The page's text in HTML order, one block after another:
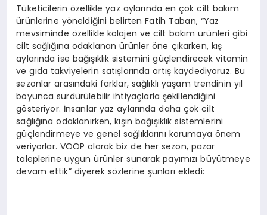
Tüketicilerin özellikle yaz aylarında en çok cilt bakım
ürünlerine yöneldiğini belirten Fatih Taban, “Yaz
mevsiminde özellikle kolajen ve cilt bakım ürünleri gibi
cilt sağlığına odaklanan ürünler öne çıkarken, kış
aylarında ise bağışıklık sistemini güçlendirecek vitamin
ve gıda takviyelerin satışlarında artış kaydediyoruz. Bu
sezonlar arasındaki farklar, sağlıklı yaşam trendinin yıl
boyunca sürdürülebilir ihtiyaçlarla şekillendiğini
gösteriyor. İnsanlar yaz aylarında daha çok cilt
sağlığına odaklanırken, kışın bağışıklık sistemlerini
güçlendirmeye ve genel sağlıklarını korumaya önem
veriyorlar. VOOP olarak biz de her sezon, pazar
taleplerine uygun ürünler sunarak payımızı büyütmeye
devam ettik” diyerek sözlerine şunları ekledi: